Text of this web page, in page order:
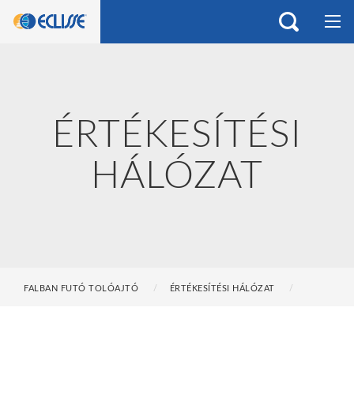
ÉRTÉKESÍTÉSI
HÁLÓZAT
FALBAN FUTÓ TOLÓAJTÓ ÉRTÉKESÍTÉSI HÁLÓZAT